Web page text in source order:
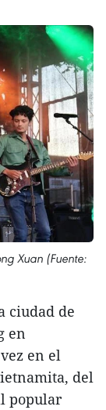
Xuan (Fuente:
ciudad de
en
en el
del
popular